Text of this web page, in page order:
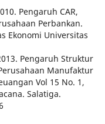
Pengaruh CAR,
Perbankan.
Ekonomi Universitas
Pengaruh Struktur
Manufaktur
Vol 15 No. 1,
Salatiga.